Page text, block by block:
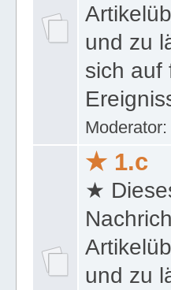
und zu
sich auf
Moderator:
★ 1.c
★
und zu